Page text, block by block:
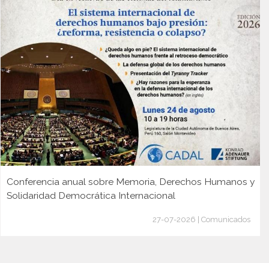
Conferencia anual sobre Memoria, Derechos Humanos y
Solidaridad Democrática Internacional
27-07-2026 | Comunicados